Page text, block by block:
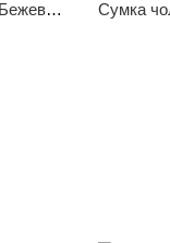
Сумка чоловіча текстильна M&J Бежевий 21х23х7 см (2001)